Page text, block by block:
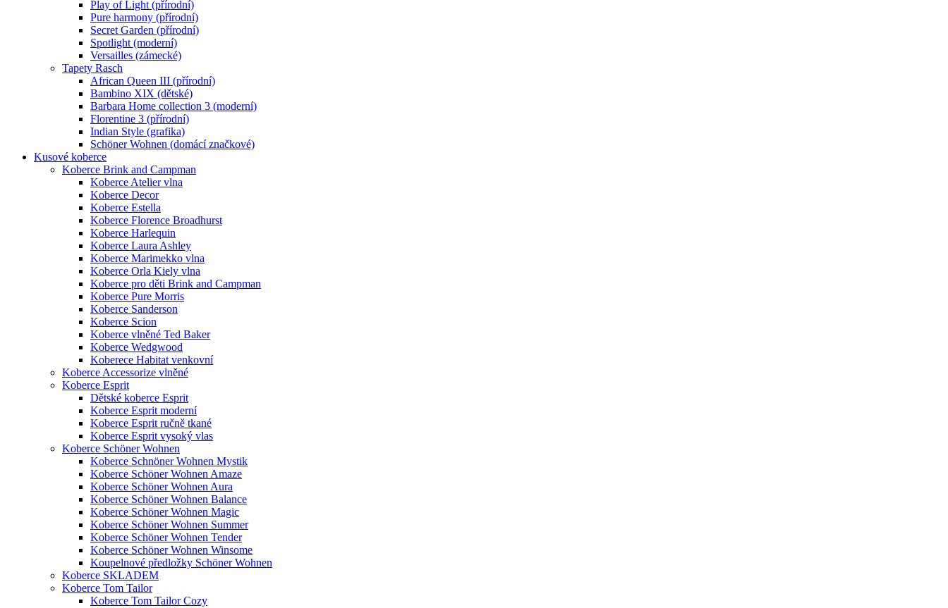
Play of Light (přírodní)
Pure harmony (přírodní)
Secret Garden (přírodní)
Spotlight (moderní)
Versailles (zámecké)
Tapety Rasch
African Queen III (přírodní)
Bambino XIX (dětské)
Barbara Home collection 3 (moderní)
Florentine 3 (přírodní)
Indian Style (grafika)
Schöner Wohnen (domácí značkové)
Kusové koberce
Koberce Brink and Campman
Koberce Atelier vlna
Koberce Decor
Koberce Estella
Koberce Florence Broadhurst
Koberce Harlequin
Koberce Laura Ashley
Koberce Marimekko vlna
Koberce Orla Kiely vlna
Koberce pro děti Brink and Campman
Koberce Pure Morris
Koberce Sanderson
Koberce Scion
Koberce vlněné Ted Baker
Koberce Wedgwood
Koberece Habitat venkovní
Koberce Accessorize vlněné
Koberce Esprit
Dětské koberce Esprit
Koberce Esprit moderní
Koberce Esprit ručně tkané
Koberce Esprit vysoký vlas
Koberce Schöner Wohnen
Koberce Schnöner Wohnen Mystik
Koberce Schöner Wohnen Amaze
Koberce Schöner Wohnen Aura
Koberce Schöner Wohnen Balance
Koberce Schöner Wohnen Magic
Koberce Schöner Wohnen Summer
Koberce Schöner Wohnen Tender
Koberce Schöner Wohnen Winsome
Koupelnové předložky Schöner Wohnen
Koberce SKLADEM
Koberce Tom Tailor
Koberce Tom Tailor Cozy